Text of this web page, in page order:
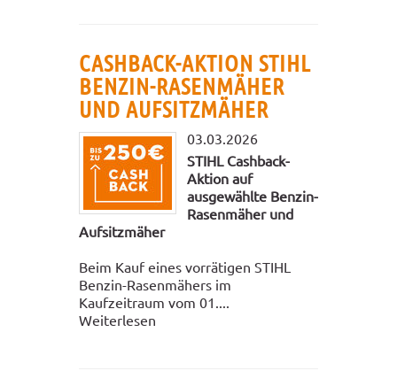
CASHBACK-AKTION STIHL
BENZIN-RASENMÄHER
UND AUFSITZMÄHER
03.03.2026
STIHL Cashback-
Aktion auf
ausgewählte Benzin-
Rasenmäher und
Aufsitzmäher
Beim Kauf eines vorrätigen STIHL
Benzin-Rasenmähers im
Kaufzeitraum vom 01....
Weiterlesen